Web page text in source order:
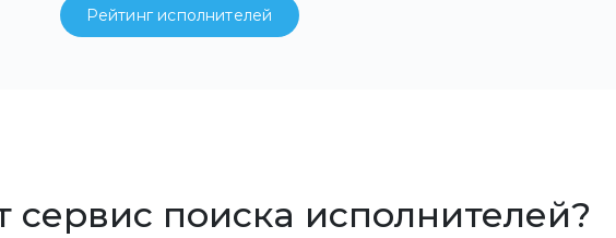
Рейтинг исполнителей
сервис поиска исполнителей?